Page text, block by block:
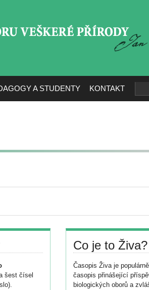
A STUDENTY KONTAKT
šest čísel
Co je to Živa?
Časopis Živa je
časopis přinášející
biologických oborů a